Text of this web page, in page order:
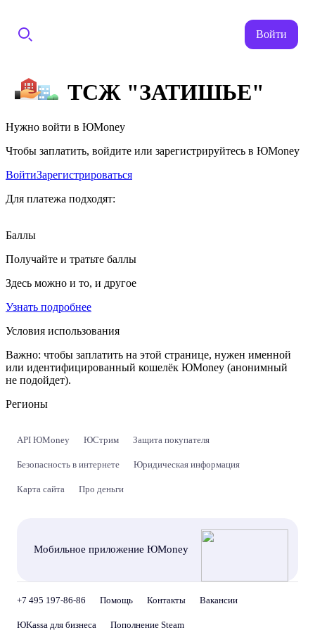
Войти
ТСЖ "ЗАТИШЬЕ"
Нужно войти в ЮMoney
Чтобы заплатить, войдите или зарегистрируйтесь в ЮMoney
ВойтиЗарегистрироваться
Для платежа подходят:
Баллы
Получайте и тратьте баллы
Здесь можно и то, и другое
Узнать подробнее
Условия использования
Важно: чтобы заплатить на этой странице, нужен именной
или идентифицированный кошелёк ЮMoney (анонимный
не подойдет).
Регионы
API ЮMoney ЮСтрим Защита покупателя
Безопасность в интернете Юридическая информация
Карта сайта Про деньги
Мобильное приложение ЮMoney
+7 495 197-86-86 Помощь Контакты Вакансии
ЮKassa для бизнеса Пополнение Steam